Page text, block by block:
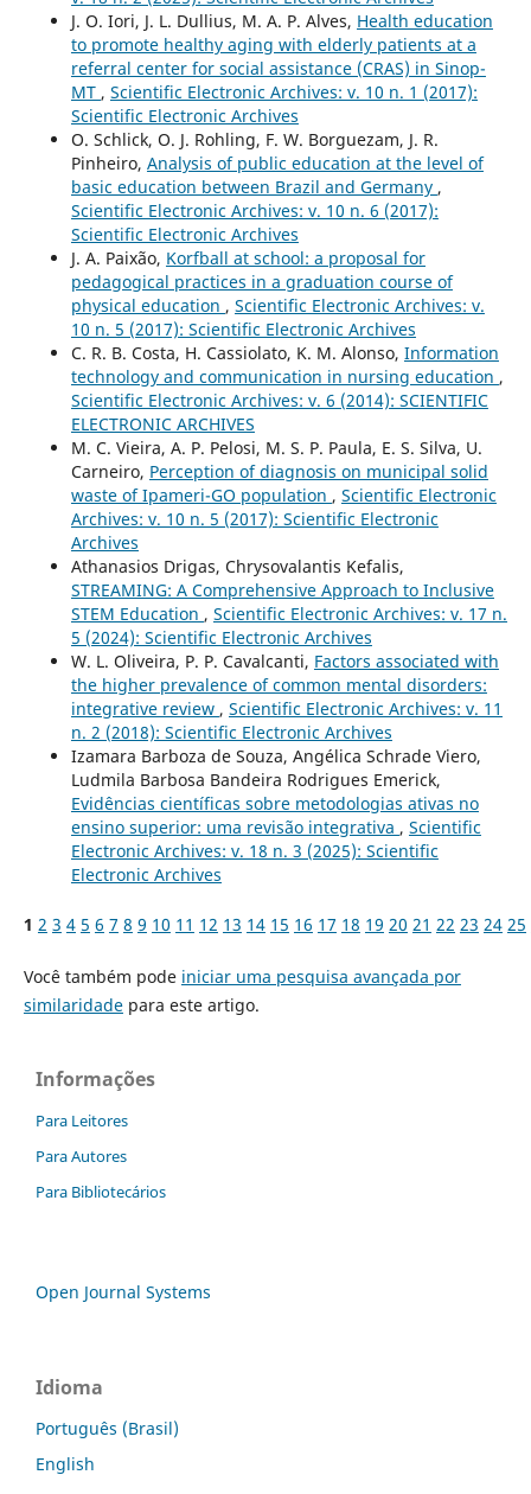
J. O. Iori, J. L. Dullius, M. A. P. Alves, Health education
to promote healthy aging with elderly patients at a
referral center for social assistance (CRAS) in Sinop-
MT , Scientific Electronic Archives: v. 10 n. 1 (2017):
Scientific Electronic Archives
O. Schlick, O. J. Rohling, F. W. Borguezam, J. R.
Pinheiro, Analysis of public education at the level of
basic education between Brazil and Germany ,
Scientific Electronic Archives: v. 10 n. 6 (2017):
Scientific Electronic Archives
J. A. Paixão, Korfball at school: a proposal for
pedagogical practices in a graduation course of
physical education , Scientific Electronic Archives: v.
10 n. 5 (2017): Scientific Electronic Archives
C. R. B. Costa, H. Cassiolato, K. M. Alonso, Information
technology and communication in nursing education ,
Scientific Electronic Archives: v. 6 (2014): SCIENTIFIC
ELECTRONIC ARCHIVES
M. C. Vieira, A. P. Pelosi, M. S. P. Paula, E. S. Silva, U.
Carneiro, Perception of diagnosis on municipal solid
waste of Ipameri-GO population , Scientific Electronic
Archives: v. 10 n. 5 (2017): Scientific Electronic
Archives
Athanasios Drigas, Chrysovalantis Kefalis,
STREΑMING: A Comprehensive Approach to Inclusive
STEM Education , Scientific Electronic Archives: v. 17 n.
5 (2024): Scientific Electronic Archives
W. L. Oliveira, P. P. Cavalcanti, Factors associated with
the higher prevalence of common mental disorders:
integrative review , Scientific Electronic Archives: v. 11
n. 2 (2018): Scientific Electronic Archives
Izamara Barboza de Souza, Angélica Schrade Viero,
Ludmila Barbosa Bandeira Rodrigues Emerick,
Evidências científicas sobre metodologias ativas no
ensino superior: uma revisão integrativa , Scientific
Electronic Archives: v. 18 n. 3 (2025): Scientific
Electronic Archives
1 2 3 4 5 6 7 8 9 10 11 12 13 14 15 16 17 18 19 20 21 22 23 24 25
Você também pode iniciar uma pesquisa avançada por
similaridadepara este artigo.
Informações
Para Leitores
Para Autores
Para Bibliotecários
Open Journal Systems
Idioma
Português (Brasil)
English